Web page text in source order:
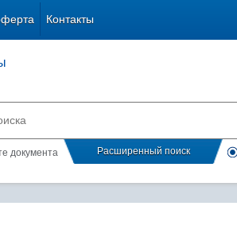
Контакты
документа Расширенный поиск